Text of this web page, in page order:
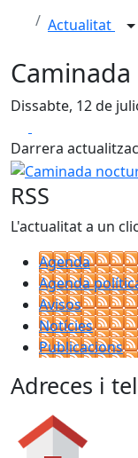
Actualitat
Dissabte, 12 de
Darrera
Caminada
RSS
L'actualitat a un clic
Agenda
Agenda
Avisos
Notícies
Publicacions
Adreces i